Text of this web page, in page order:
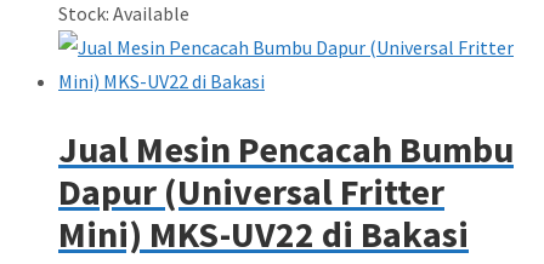
Stock: Available
Jual Mesin Pencacah Bumbu
Dapur (Universal Fritter
Mini) MKS-UV22 di Bakasi